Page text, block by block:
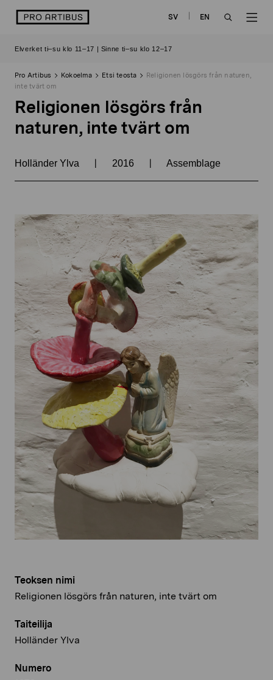
sisältöön
logo SV
EN
Elverket ti–su klo 11–17 | Sinne ti–su klo 12–17
Pro Artibus Kokoelma Etsi teosta
Religionen lösgörs från naturen,
inte tvärt om
Religionen lösgörs från
naturen, inte tvärt om
Holländer Ylva | 2016 | Assemblage
Teoksen nimi
Religionen lösgörs från naturen, inte tvärt om
Taiteilija
Holländer Ylva
Numero